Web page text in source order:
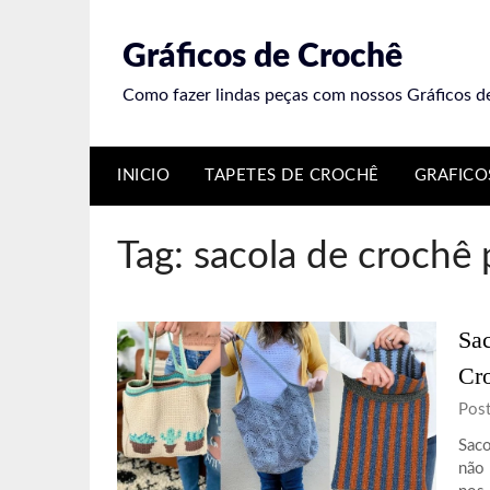
Gráficos de Crochê
Como fazer lindas peças com nossos Gráficos
INICIO TAPETES DE CROCHÊ
Tag: sacola de crochê
não